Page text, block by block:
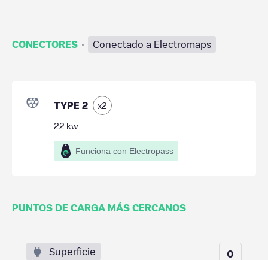
CONECTORES · Conectado a Electromaps
TYPE 2 x2
22 kw
Funciona con Electropass
PUNTOS DE CARGA MÁS CERCANOS
Superficie 0